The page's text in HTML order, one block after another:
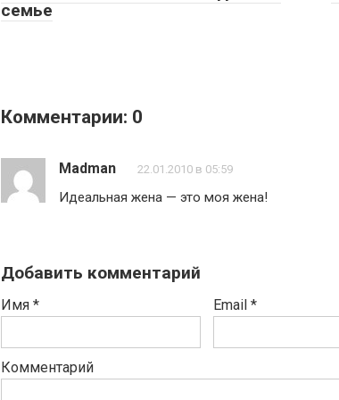
семье
Комментарии: 0
Madman 22.01.2010 в 05:59
Идеальная жена — это моя жена!
Добавить комментарий
Имя * Email *
Комментарий